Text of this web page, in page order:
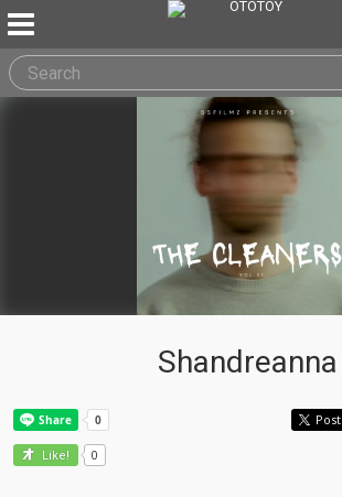
Shandreanna
Post
Like! 0